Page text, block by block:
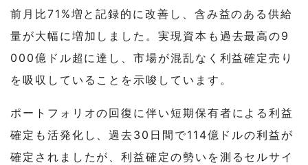
前月比71%増と記録的に改善し、含み益のある供給
量が大幅に増加しました。実現資本も過去最高の9
000億ドル超に達し、市場が混乱なく利益確定売り
を吸収していることを示唆しています。
ポートフォリオの回復に伴い短期保有者による利益
確定も活発化し、過去30日間で114億ドルの利益が
確定されましたが、利益確定の勢いを測るセルサイ